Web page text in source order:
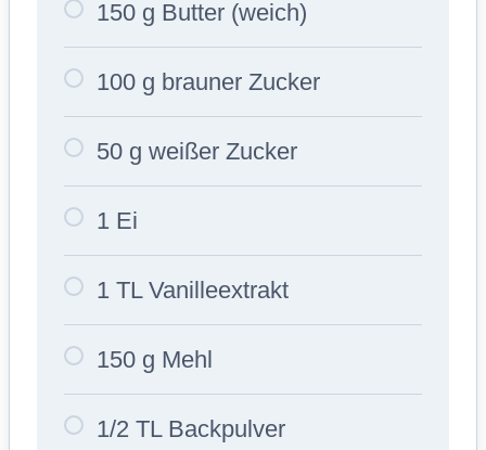
150 g Butter (weich)
100 g brauner Zucker
50 g weißer Zucker
1 Ei
1 TL Vanilleextrakt
150 g Mehl
1/2 TL Backpulver